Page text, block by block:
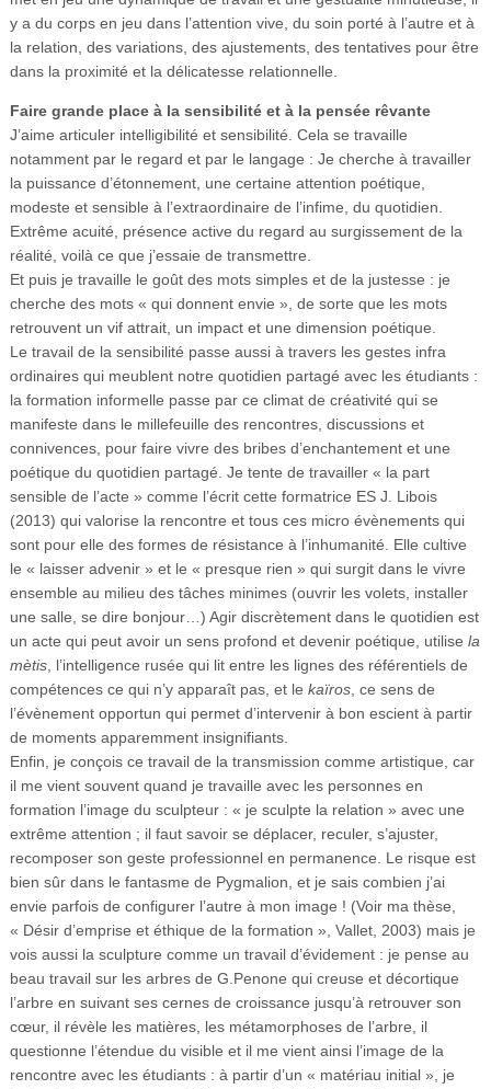
y a du corps en jeu dans l’attention vive, du soin porté à l’autre et à
la relation, des variations, des ajustements, des tentatives pour être
dans la proximité et la délicatesse relationnelle.
Faire grande place à la sensibilité et à la pensée rêvante
J’aime articuler intelligibilité et sensibilité. Cela se travaille
notamment par le regard et par le langage : Je cherche à travailler
la puissance d’étonnement, une certaine attention poétique,
modeste et sensible à l’extraordinaire de l’infime, du quotidien.
Extrême acuité, présence active du regard au surgissement de la
réalité, voilà ce que j’essaie de transmettre.
Et puis je travaille le goût des mots simples et de la justesse : je
cherche des mots « qui donnent envie », de sorte que les mots
retrouvent un vif attrait, un impact et une dimension poétique.
Le travail de la sensibilité passe aussi à travers les gestes infra
ordinaires qui meublent notre quotidien partagé avec les étudiants :
la formation informelle passe par ce climat de créativité qui se
manifeste dans le millefeuille des rencontres, discussions et
connivences, pour faire vivre des bribes d’enchantement et une
poétique du quotidien partagé. Je tente de travailler « la part
sensible de l’acte » comme l’écrit cette formatrice ES J. Libois
(2013) qui valorise la rencontre et tous ces micro évènements qui
sont pour elle des formes de résistance à l’inhumanité. Elle cultive
le « laisser advenir » et le « presque rien » qui surgit dans le vivre
ensemble au milieu des tâches minimes (ouvrir les volets, installer
une salle, se dire bonjour…) Agir discrètement dans le quotidien est
un acte qui peut avoir un sens profond et devenir poétique, utilise la
mètis, l’intelligence rusée qui lit entre les lignes des référentiels de
compétences ce qui n’y apparaît pas, et le kaïros, ce sens de
l’évènement opportun qui permet d’intervenir à bon escient à partir
de moments apparemment insignifiants.
Enfin, je conçois ce travail de la transmission comme artistique, car
il me vient souvent quand je travaille avec les personnes en
formation l’image du sculpteur : « je sculpte la relation » avec une
extrême attention ; il faut savoir se déplacer, reculer, s’ajuster,
recomposer son geste professionnel en permanence. Le risque est
bien sûr dans le fantasme de Pygmalion, et je sais combien j’ai
envie parfois de configurer l’autre à mon image ! (Voir ma thèse,
« Désir d’emprise et éthique de la formation », Vallet, 2003) mais je
vois aussi la sculpture comme un travail d’évidement : je pense au
beau travail sur les arbres de G.Penone qui creuse et décortique
l’arbre en suivant ses cernes de croissance jusqu’à retrouver son
cœur, il révèle les matières, les métamorphoses de l’arbre, il
questionne l’étendue du visible et il me vient ainsi l’image de la
rencontre avec les étudiants : à partir d’un « matériau initial », je